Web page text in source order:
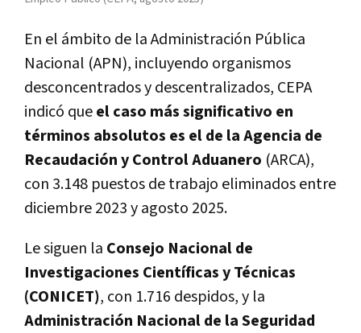
En el ámbito de la Administración Pública
Nacional (APN), incluyendo organismos
desconcentrados y descentralizados, CEPA
indicó queel caso más significativo en
términos absolutos es el de la Agencia de
Recaudación y Control Aduanero (ARCA),
con 3.148 puestos de trabajo eliminados entre
diciembre 2023 y agosto 2025.
Le siguen la Consejo Nacional de
Investigaciones Científicas y Técnicas
(CONICET), con 1.716 despidos, y la
Administración Nacional de la Seguridad